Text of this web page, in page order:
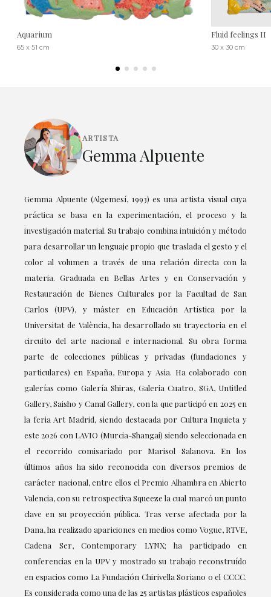
Aquarium
65 x 51 cm
Fluid feelings II
30 x 30 cm
ARTISTA
Gemma Alpuente
Gemma Alpuente (Algemesí, 1993) es una artista visual cuya
práctica se basa en la experimentación, el proceso y la
investigación material. Su trabajo combina intuición y método
para desarrollar un lenguaje propio que traslada el gesto y el
color al volumen a través de una relación directa con la
materia. Graduada en Bellas Artes y en Conservación y
Restauración de Bienes Culturales por la Facultad de San
Carlos (UPV), y máster en Educación Artística por la
Universitat de València, ha desarrollado su trayectoria en el
circuito del arte nacional e internacional. Su obra forma
parte de colecciones públicas y privadas (fundaciones y
particulares) en España, Europa y Asia. Ha colaborado con
galerías como Galería Shiras, Galeria Cuatro, SGA, Untitled
Gallery, Saisho y Canal Gallery, con la que participó en 2025 en
la feria Art Madrid, siendo destacada por Cultura Inquieta y
este 2026 con LAVIO (Murcia-Shangai) siendo seleccionada en
el recorrido comisariado por Marisol Salanova. En los
últimos años ha sido reconocida con diversos premios de
carácter nacional, entre ellos el Premio Alhambra en Abierto
Valencia, con su retrospectiva Squeeze la cual marcó un punto
clave en su proyección pública. Tras verse afectada por la
Dana, ha realizado apariciones en medios como Vogue, RTVE,
Cadena Ser, Contemporary LYNX; ha participado en
conferencias en la UPV y mostrado su trabajo reconstruído
en espacios como La Fundación Chirivella Soriano o el CCCC.
Es considerada como una de las 25 artistas plásticos españoles